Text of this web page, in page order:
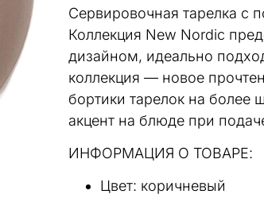
Сервировочная тарелка с
Коллекция New Nordic
дизайном, идеально
коллекция — новое
бортики тарелок на
акцент на блюде при
ИНФОРМАЦИЯ О ТОВАРЕ:
Цвет: коричневый